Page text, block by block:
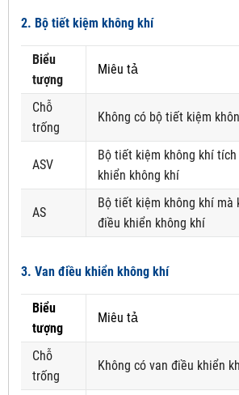
2. Bộ tiết kiệm không khí
Biểu
tượng
Miêu tả
Chỗ
trống
Không có bộ tiết kiệm
ASV
Bộ tiết kiệm không khí
khiển không khí
AS
Bộ tiết kiệm không khí mà
điều khiển không khí
3. Van điều khiển không khí
Biểu
tượng
Miêu tả
Chỗ
trống
Không có van điều khiển